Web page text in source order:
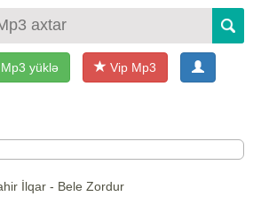
Mp3 yüklə Vip Mp3
İlqar - Bele Zordur